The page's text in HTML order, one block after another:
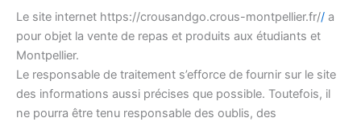
Le site internet https://crousandgo.crous-montpellier.fr// a
pour objet la vente de repas et produits aux étudiants et
Montpellier.
Le responsable de traitement s’efforce de fournir sur le site
des informations aussi précises que possible. Toutefois, il
ne pourra être tenu responsable des oublis, des